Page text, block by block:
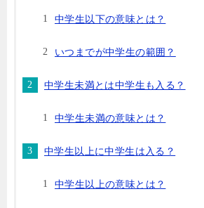
中学生以下の意味とは？
いつまでが中学生の範囲？
中学生未満とは中学生も入る？
中学生未満の意味とは？
中学生以上に中学生は入る？
中学生以上の意味とは？